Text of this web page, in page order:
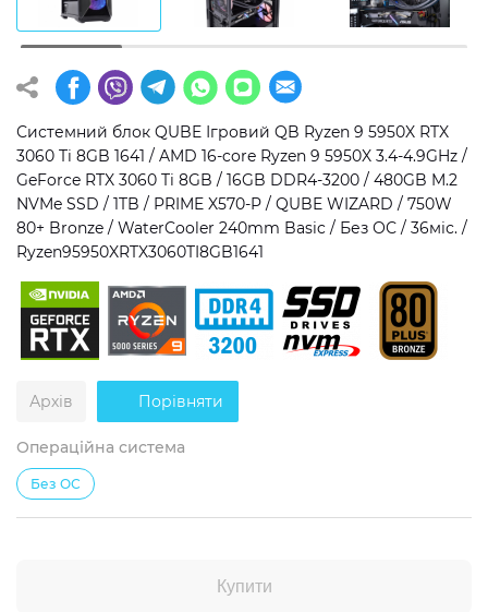
Операційна система
Windows 11 Home
Windows 11 Pro
Без ОС
Тип накопичувача
SSD
HDD
SSD + HDD
Додатково
RGB-підсвічування
Розблокований множник CPU
Надшвидкий M.2 SSD NVME
Системний блок QUBE Ігровий QB Ryzen 9 5950X RTX
3060 Ti 8GB 1641 / AMD 16-core Ryzen 9 5950X 3.4-4.9GHz /
GeForce RTX 3060 Ti 8GB / 16GB DDR4-3200 / 480GB M.2
NVMe SSD / 1TB / PRIME X570-P / QUBE WIZARD / 750W
80+ Bronze / WaterCooler 240mm Basic / Без ОС / 36міс. /
Ryzen95950XRTX3060TI8GB1641
Архів Порівняти
Операційна система
Без ОС
Купити